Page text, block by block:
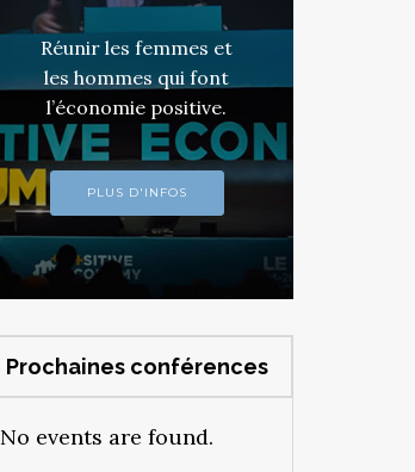
Réunir les femmes et
les hommes qui font
l’économie positive.
PLUS D'INFOS
Prochaines conférences
No events are found.